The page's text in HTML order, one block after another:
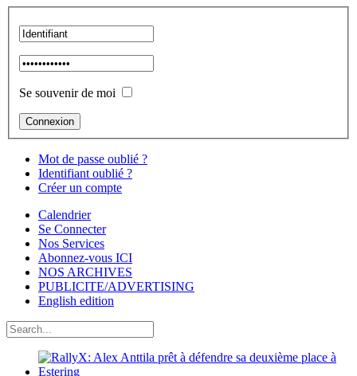
Se souvenir de moi
Mot de passe oublié ?
Identifiant oublié ?
Créer un compte
Calendrier
Se Connecter
Nos Services
Abonnez-vous ICI
NOS ARCHIVES
PUBLICITE/ADVERTISING
English edition